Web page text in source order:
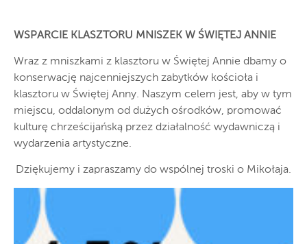
WSPARCIE KLASZTORU MNISZEK W ŚWIĘTEJ ANNIE
Wraz z mniszkami z klasztoru w Świętej Annie dbamy o
konserwację najcenniejszych zabytków kościoła i
klasztoru w Świętej Anny. Naszym celem jest, aby w tym
miejscu, oddalonym od dużych ośrodków, promować
kulturę chrześcijańską przez działalność wydawniczą i
wydarzenia artystyczne.
Dziękujemy i zapraszamy do wspólnej troski o Mikołaja.